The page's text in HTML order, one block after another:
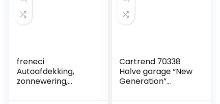
freneci
Autoafdekking,
zonnewering,
Cartrend 70338
Halve garage “New
Generation”